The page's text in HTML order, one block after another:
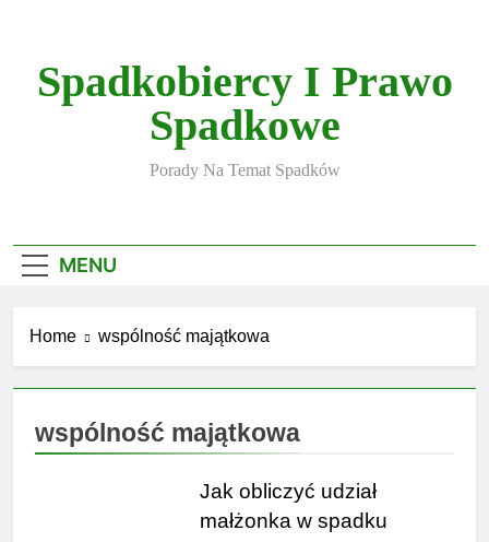
contentSpadkobiercy I Prawo
Spadkowe
Porady Na Temat Spadków
MENU
Home wspólność majątkowa
wspólność majątkowa
Jak obliczyć udział
małżonka w spadku